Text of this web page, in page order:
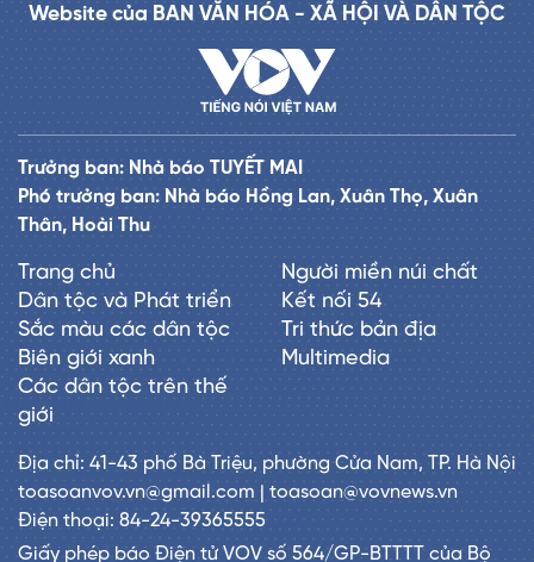
Website của BAN VĂN HÓA - XÃ HỘI VÀ DÂN TỘC
Trưởng ban: Nhà báo TUYẾT MAI
Phó trưởng ban: Nhà báo Hồng Lan, Xuân Thọ, Xuân
Thân, Hoài Thu
Trang chủ
Dân tộc và Phát triển
Sắc màu các dân tộc
Biên giới xanh
Các dân tộc trên thế
giới
Người miền núi chất
Kết nối 54
Tri thức bản địa
Multimedia
Địa chỉ: 41-43 phố Bà Triệu, phường Cửa Nam, TP. Hà Nội
toasoanvov.vn@gmail.com | toasoan@vovnews.vn
Điện thoại: 84-24-39365555
Giấy phép báo Điện tử VOV số 564/GP-BTTTT của Bộ